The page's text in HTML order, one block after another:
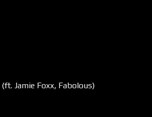
Jamie Foxx, Fabolous)